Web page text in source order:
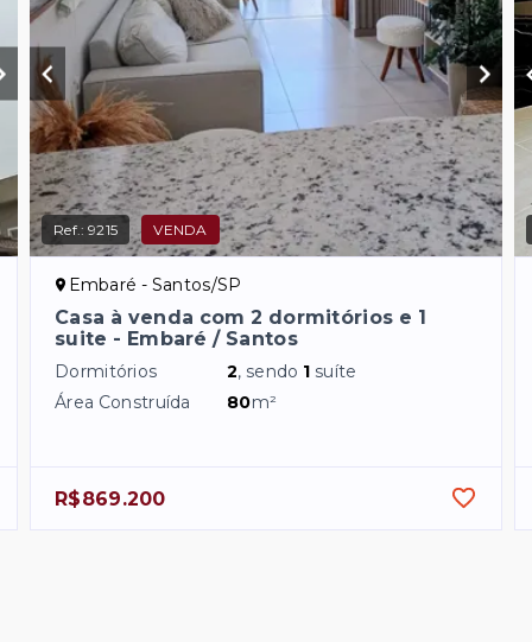
Ref.:9215 VENDA
Embaré - Santos/SP
Casa à venda com 2 dormitórios e 1
suite - Embaré / Santos
Dormitórios 2, sendo 1 suíte
Área Construída
80m²
R$869.200